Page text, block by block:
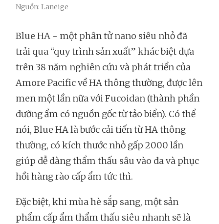
Nguồn: Laneige
Blue HA - một phân tử nano siêu nhỏ đã
trải qua “quy trình sản xuất” khác biệt dựa
trên 38 năm nghiên cứu và phát triển của
Amore Pacific về HA thông thường, được lên
men một lần nữa với Fucoidan (thành phần
dưỡng ẩm có nguồn gốc từ tảo biển). Có thể
nói, Blue HA là bước cải tiến từ HA thông
thường, có kích thước nhỏ gấp 2000 lần
giúp dễ dàng thẩm thấu sâu vào da và phục
hồi hàng rào cấp ẩm tức thì.
Đặc biệt, khi mùa hè sắp sang, một sản
phẩm cấp ẩm thẩm thấu siêu nhanh sẽ là